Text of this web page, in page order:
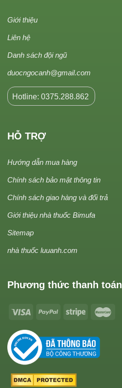
Giới thiệu
Liên hệ
Danh sách đội ngũ
duocngocanh@gmail.com
Hotline: 0375.288.862
HỖ TRỢ
Hướng dẫn mua hàng
Chính sách bảo mật thông tin
Chính sách giao hàng và đổi trả
Giới thiệu nhà thuốc Bimufa
Sitemap
nhà thuốc luuanh.com
Phương thức thanh toán